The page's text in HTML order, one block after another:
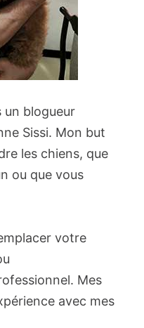
un blogueur
Sissi. Mon but
les chiens, que
ou que vous
votre
Mes
avec mes